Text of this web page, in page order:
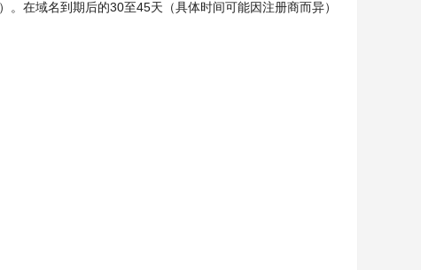
在域名到期后的30至45天（具体时间可能因注册商而异）